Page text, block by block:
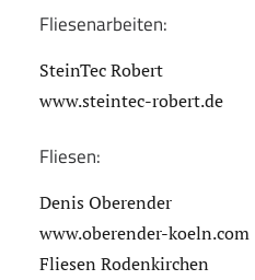
Fliesenarbeiten:
SteinTec Robert
www.steintec-robert.de
Fliesen:
Denis Oberender
www.oberender-koeln.com
Fliesen Rodenkirchen